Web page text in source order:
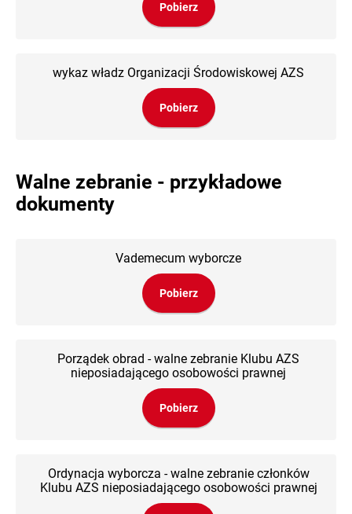
Pobierz
wykaz władz Organizacji Środowiskowej AZS
Pobierz
Walne zebranie - przykładowe
dokumenty
Vademecum wyborcze
Pobierz
Porządek obrad - walne zebranie Klubu AZS
nieposiadającego osobowości prawnej
Pobierz
Ordynacja wyborcza - walne zebranie członków
Klubu AZS nieposiadającego osobowości prawnej